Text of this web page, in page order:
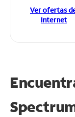
Ver ofertas
Internet